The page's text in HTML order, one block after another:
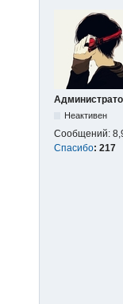
Неактивен
Сообщений:
Спасибо: 217